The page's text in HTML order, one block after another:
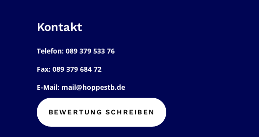
Kontakt
Telefon: 089 379 533 76
Fax: 089 379 684 72
E-Mail: mail@hoppestb.de
BEWERTUNG SCHREIBEN